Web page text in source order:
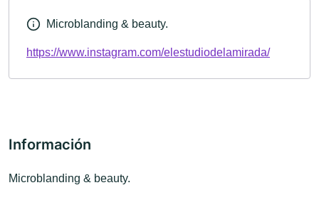
Microblanding & beauty.
https://www.instagram.com/elestudiodelamirada/
Información
Microblanding & beauty.